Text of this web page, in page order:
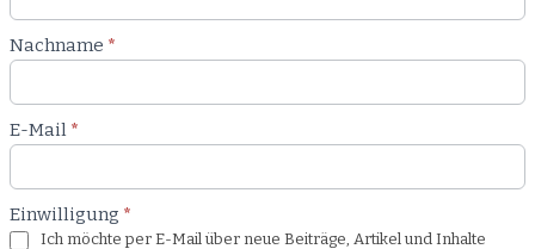
Nachname *
E-Mail *
Einwilligung *
Ich möchte per E-Mail über neue Beiträge, Artikel und Inhalte